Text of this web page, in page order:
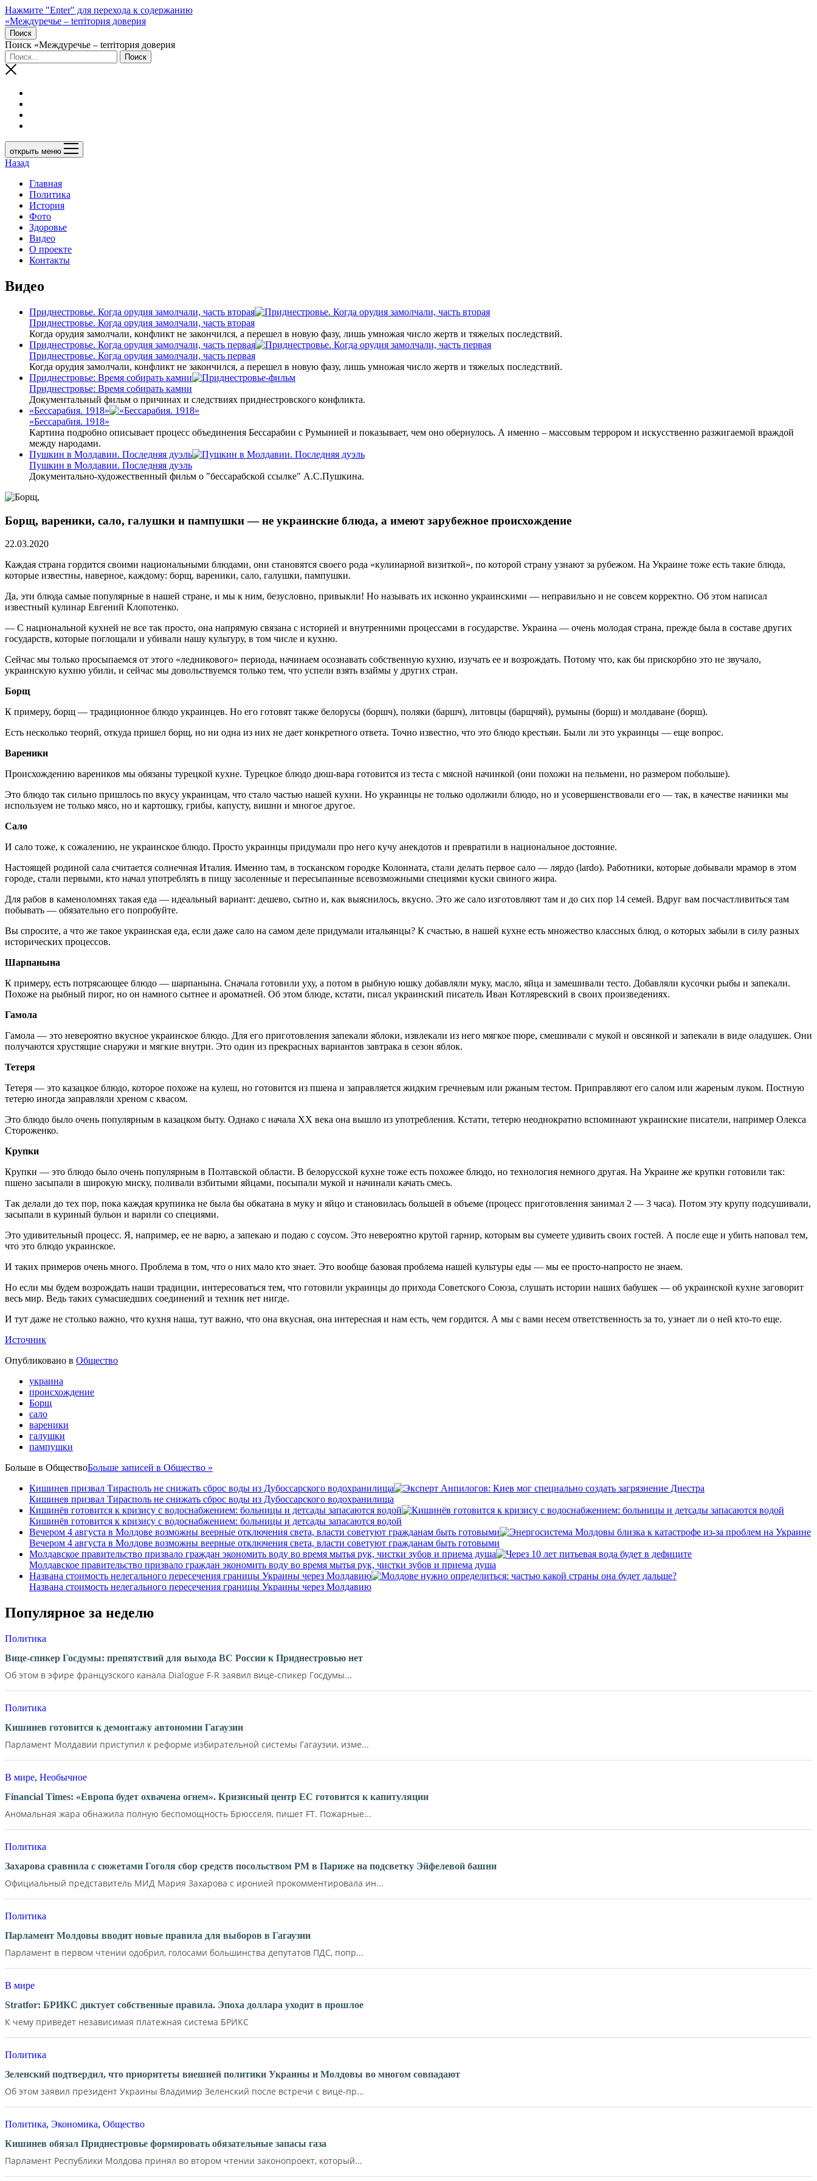
Нажмите "Enter" для перехода к содержанию
«Междуречье – terriтория доверия
Поиск
Поиск «Междуречье – terriтория доверия
открыть меню
Назад
Главная
Политика
История
Фото
Здоровье
Видео
О проекте
Контакты
Видео
Приднестровье. Когда орудия замолчали, часть вторая
Приднестровье. Когда орудия замолчали, часть вторая
Когда орудия замолчали, конфликт не закончился, а перешел в новую фазу, лишь умножая число жертв и тяжелых последствий.
Приднестровье. Когда орудия замолчали, часть первая
Приднестровье. Когда орудия замолчали, часть первая
Когда орудия замолчали, конфликт не закончился, а перешел в новую фазу, лишь умножая число жертв и тяжелых последствий.
Приднестровье: Время собирать камни
Приднестровье: Время собирать камни
Документальный фильм о причинах и следствиях приднестровского конфликта.
«Бессарабия. 1918»
«Бессарабия. 1918»
Картина подробно описывает процесс объединения Бессарабии с Румынией и показывает, чем оно обернулось. А именно – массовым террором и искусственно разжигаемой враждой
между народами.
Пушкин в Молдавии. Последняя дуэль
Пушкин в Молдавии. Последняя дуэль
Документально-художественный фильм о "бессарабской ссылке" А.С.Пушкина.
Борщ, вареники, сало, галушки и пампушки — не украинские блюда, а имеют зарубежное происхождение
22.03.2020
Каждая страна гордится своими национальными блюдами, они становятся своего рода «кулинарной визиткой», по которой страну узнают за рубежом. На Украине тоже есть такие блюда,
которые известны, наверное, каждому: борщ, вареники, сало, галушки, пампушки.
Да, эти блюда самые популярные в нашей стране, и мы к ним, безусловно, привыкли! Но называть их исконно украинскими — неправильно и не совсем корректно. Об этом написал
известный кулинар Евгений Клопотенко.
— С национальной кухней не все так просто, она напрямую связана с историей и внутренними процессами в государстве. Украина — очень молодая страна, прежде была в составе других
государств, которые поглощали и убивали нашу культуру, в том числе и кухню.
Сейчас мы только просыпаемся от этого «ледникового» периода, начинаем осознавать собственную кухню, изучать ее и возрождать. Потому что, как бы прискорбно это не звучало,
украинскую кухню убили, и сейчас мы довольствуемся только тем, что успели взять взаймы у других стран.
Борщ
К примеру, борщ — традиционное блюдо украинцев. Но его готовят также белорусы (боршч), поляки (баршч), литовцы (барщчяй), румыны (борш) и молдаване (борш).
Есть несколько теорий, откуда пришел борщ, но ни одна из них не дает конкретного ответа. Точно известно, что это блюдо крестьян. Были ли это украинцы — еще вопрос.
Вареники
Происхождению вареников мы обязаны турецкой кухне. Турецкое блюдо дюш-вара готовится из теста с мясной начинкой (они похожи на пельмени, но размером побольше).
Это блюдо так сильно пришлось по вкусу украинцам, что стало частью нашей кухни. Но украинцы не только одолжили блюдо, но и усовершенствовали его — так, в качестве начинки мы
используем не только мясо, но и картошку, грибы, капусту, вишни и многое другое.
Сало
И сало тоже, к сожалению, не украинское блюдо. Просто украинцы придумали про него кучу анекдотов и превратили в национальное достояние.
Настоящей родиной сала считается солнечная Италия. Именно там, в тосканском городке Колонната, стали делать первое сало — лярдо (lardo). Работники, которые добывали мрамор в этом
городе, стали первыми, кто начал употреблять в пищу засоленные и пересыпанные всевозможными специями куски свиного жира.
Для рабов в каменоломнях такая еда — идеальный вариант: дешево, сытно и, как выяснилось, вкусно. Это же сало изготовляют там и до сих пор 14 семей. Вдруг вам посчастливиться там
побывать — обязательно его попробуйте.
Вы спросите, а что же такое украинская еда, если даже сало на самом деле придумали итальянцы? К счастью, в нашей кухне есть множество классных блюд, о которых забыли в силу разных
исторических процессов.
Шарпанына
К примеру, есть потрясающее блюдо — шарпанына. Сначала готовили уху, а потом в рыбную юшку добавляли муку, масло, яйца и замешивали тесто. Добавляли кусочки рыбы и запекали.
Похоже на рыбный пирог, но он намного сытнее и ароматней. Об этом блюде, кстати, писал украинский писатель Иван Котляревский в своих произведениях.
Гамола
Гамола — это невероятно вкусное украинское блюдо. Для его приготовления запекали яблоки, извлекали из него мягкое пюре, смешивали с мукой и овсянкой и запекали в виде оладушек. Они
получаются хрустящие снаружи и мягкие внутри. Это один из прекрасных вариантов завтрака в сезон яблок.
Тетеря
Тетеря — это казацкое блюдо, которое похоже на кулеш, но готовится из пшена и заправляется жидким гречневым или ржаным тестом. Приправляют его салом или жареным луком. Постную
тетерю иногда заправляли хреном с квасом.
Это блюдо было очень популярным в казацком быту. Однако с начала XX века она вышло из употребления. Кстати, тетерю неоднократно вспоминают украинские писатели, например Олекса
Стороженко.
Крупки
Крупки — это блюдо было очень популярным в Полтавской области. В белорусской кухне тоже есть похожее блюдо, но технология немного другая. На Украине же крупки готовили так:
пшено засыпали в широкую миску, поливали взбитыми яйцами, посыпали мукой и начинали качать смесь.
Так делали до тех пор, пока каждая крупинка не была бы обкатана в муку и яйцо и становилась большей в объеме (процесс приготовления занимал 2 — 3 часа). Потом эту крупу подсушивали,
засыпали в куриный бульон и варили со специями.
Это удивительный процесс. Я, например, ее не варю, а запекаю и подаю с соусом. Это невероятно крутой гарнир, которым вы сумеете удивить своих гостей. А после еще и убить наповал тем,
что это блюдо украинское.
И таких примеров очень много. Проблема в том, что о них мало кто знает. Это вообще базовая проблема нашей культуры еды — мы ее просто-напросто не знаем.
Но если мы будем возрождать наши традиции, интересоваться тем, что готовили украинцы до прихода Советского Союза, слушать истории наших бабушек — об украинской кухне заговорит
весь мир. Ведь таких сумасшедших соединений и техник нет нигде.
И тут даже не столько важно, что кухня наша, тут важно, что она вкусная, она интересная и нам есть, чем гордится. А мы с вами несем ответственность за то, узнает ли о ней кто-то еще.
Источник
Опубликовано в Общество
украина
происхождение
Борщ
сало
вареники
галушки
пампушки
Больше в ОбществоБольше записей в Общество »
Кишинев призвал Тирасполь не снижать сброс воды из Дубоссарского водохранилища
Кишинев призвал Тирасполь не снижать сброс воды из Дубоссарского водохранилища
Кишинёв готовится к кризису с водоснабжением: больницы и детсады запасаются водой
Кишинёв готовится к кризису с водоснабжением: больницы и детсады запасаются водой
Вечером 4 августа в Молдове возможны веерные отключения света, власти советуют гражданам быть готовыми
Вечером 4 августа в Молдове возможны веерные отключения света, власти советуют гражданам быть готовыми
Молдавское правительство призвало граждан экономить воду во время мытья рук, чистки зубов и приема душа
Молдавское правительство призвало граждан экономить воду во время мытья рук, чистки зубов и приема душа
Названа стоимость нелегального пересечения границы Украины через Молдавию
Названа стоимость нелегального пересечения границы Украины через Молдавию
Популярное за неделю
Политика
Вице-спикер Госдумы: препятствий для выхода ВС России к Приднестровью нет
Об этом в эфире французского канала Dialogue F-R заявил вице-спикер Госдумы...
Политика
Кишинев готовится к демонтажу автономии Гагаузии
Парламент Молдавии приступил к реформе избирательной системы Гагаузии, изме...
В мире, Необычное
Financial Times: «Европа будет охвачена огнем». Кризисный центр ЕС готовится к капитуляции
Аномальная жара обнажила полную беспомощность Брюсселя, пишет FT. Пожарные...
Политика
Захарова сравнила с сюжетами Гоголя сбор средств посольством РМ в Париже на подсветку Эйфелевой башни
Официальный представитель МИД Мария Захарова с иронией прокомментировала ин...
Политика
Парламент Молдовы вводит новые правила для выборов в Гагаузии
Парламент в первом чтении одобрил, голосами большинства депутатов ПДС, попр...
В мире
Stratfor: БРИКС диктует собственные правила. Эпоха доллара уходит в прошлое
К чему приведет независимая платежная система БРИКС
Политика
Зеленский подтвердил, что приоритеты внешней политики Украины и Молдовы во многом совпадают
Об этом заявил президент Украины Владимир Зеленский после встречи с вице-пр...
Политика, Экономика, Общество
Кишинев обязал Приднестровье формировать обязательные запасы газа
Парламент Республики Молдова принял во втором чтении законопроект, который...